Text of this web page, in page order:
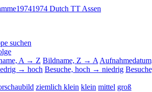
19741974 Dutch TT Assen
suchen
A → Z Bildname, Z → A
→ hoch Besuche, hoch → niedrig
ziemlich klein klein mittel groß